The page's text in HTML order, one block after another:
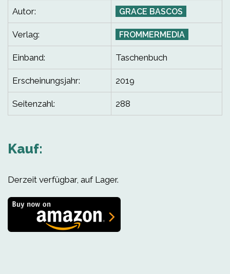
Autor: GRACE BASCOS
Verlag: FROMMERMEDIA
Einband: Taschenbuch
Erscheinungsjahr: 2019
Seitenzahl: 288
Kauf:
Derzeit verfügbar, auf Lager.